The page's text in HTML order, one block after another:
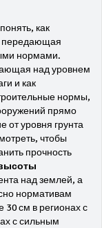
как
передающая
нормами.
над уровнем
и как
нормы,
прямо
от уровня грунта
чтобы
прочность
над землей, а
нормативам
см в регионах с
с сильным